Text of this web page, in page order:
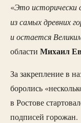
«Это исторически
из самых древних
и остается
области Михаил
За закрепление в
боролись
в Ростове
подписей горожан.